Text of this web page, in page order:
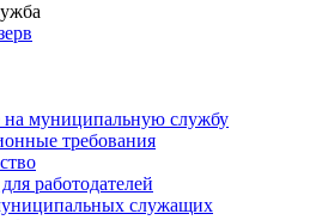
на муниципальную службу
требования
работодателей
служащих